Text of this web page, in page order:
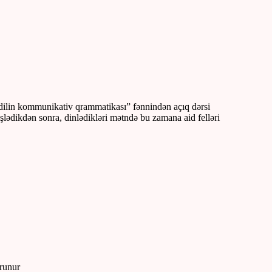
kommunikativ qrammatikası” fənnindən açıq dərsi
sonra, dinlədikləri mətndə bu zamana aid felləri